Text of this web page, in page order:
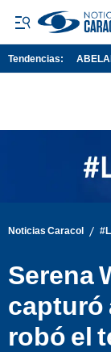
Tendencias:
Noticias Caracol /
Serena
capturó
robó el